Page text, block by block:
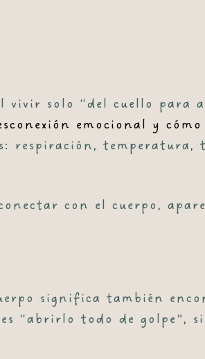
vivir solo “del cuello
emocional y
respiración, temperatura,
con el cuerpo,
significa también
“abrirlo todo de